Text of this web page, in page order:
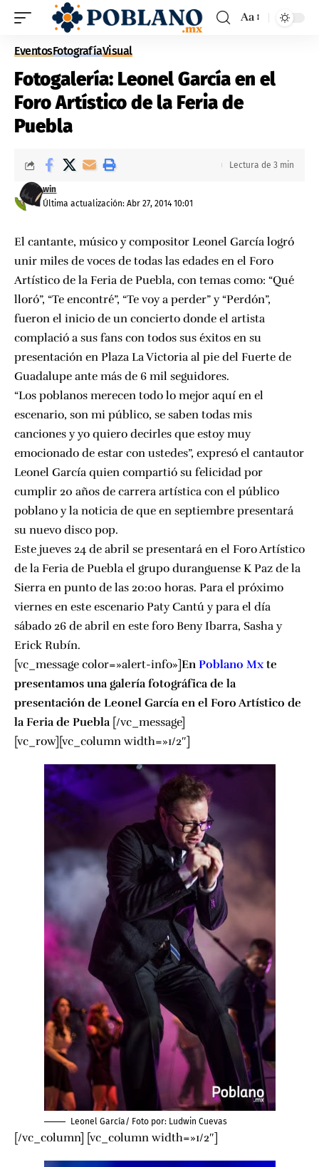
Aa
EventosFotografíaVisual
Fotogalería: Leonel García en el
Foro Artístico de la Feria de
Puebla
Última actualización: Abr 27, 2014 10:01
win
Lectura de 3 min
El cantante, músico y compositor Leonel García logró
unir miles de voces de todas las edades en el Foro
Artístico de la Feria de Puebla, con temas como: “Qué
lloró”, “Te encontré”, “Te voy a perder” y “Perdón”,
fueron el inicio de un concierto donde el artista
complació a sus fans con todos sus éxitos en su
presentación en Plaza La Victoria al pie del Fuerte de
Guadalupe ante más de 6 mil seguidores.
“Los poblanos merecen todo lo mejor aquí en el
escenario, son mi público, se saben todas mis
canciones y yo quiero decirles que estoy muy
emocionado de estar con ustedes”, expresó el cantautor
Leonel García quien compartió su felicidad por
cumplir 20 años de carrera artística con el público
poblano y la noticia de que en septiembre presentará
su nuevo disco pop.
Este jueves 24 de abril se presentará en el Foro Artístico
de la Feria de Puebla el grupo duranguense K Paz de la
Sierra en punto de las 20:00 horas. Para el próximo
viernes en este escenario Paty Cantú y para el día
sábado 26 de abril en este foro Beny Ibarra, Sasha y
Erick Rubín.
[vc_message color=»alert-info»]En Poblano Mx te
presentamos una galería fotográfica de la
presentación de Leonel García en el Foro Artístico de
la Feria de Puebla[/vc_message]
[vc_row][vc_column width=»1/2″]
Leonel García/ Foto por: Ludwin Cuevas
[/vc_column] [vc_column width=»1/2″]